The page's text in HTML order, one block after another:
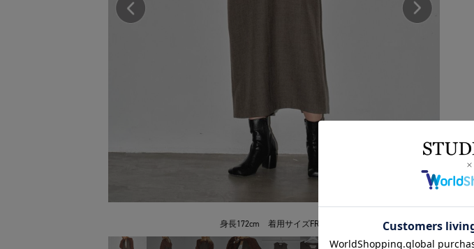
身長172cm 着用サイズFREE